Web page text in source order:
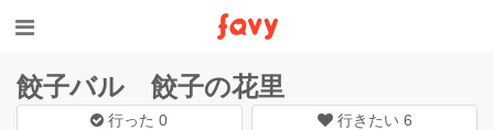
餃子バル 餃子の花里
行った0 行きたい 6